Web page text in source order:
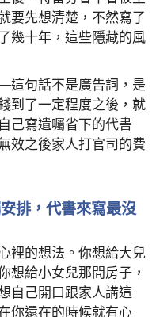
要先想清楚，不然寫了
幾十年，這些隱藏的風
句話不是廣告詞，是
到了一定程度之後，就
己寫遺囑省下的代書
效之後家人打官司的費
排，代書來寫最沒
裡的想法。你想給大兒
想給小女兒那間房子，
自己開口跟家人講這
你還在的時候就有心